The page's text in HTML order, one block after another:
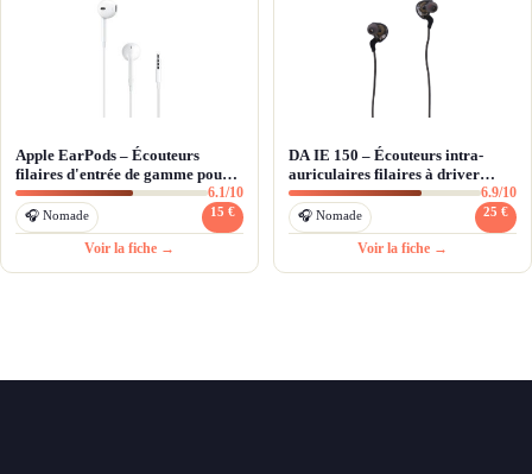
Apple EarPods – Écouteurs
filaires d'entrée de gamme pour
l'écosystème Apple
6.1/10
🎧 Nomade 15 €
Voir la fiche →
DA IE 150 – Écouteurs intra-
auriculaires filaires à driver
dynamique
6.9/10
🎧 Nomade 25 €
Voir la fiche →